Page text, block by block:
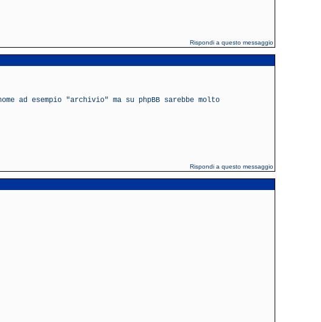
Rispondi a questo messaggio
ad esempio "archivio" ma su phpBB sarebbe molto
Rispondi a questo messaggio